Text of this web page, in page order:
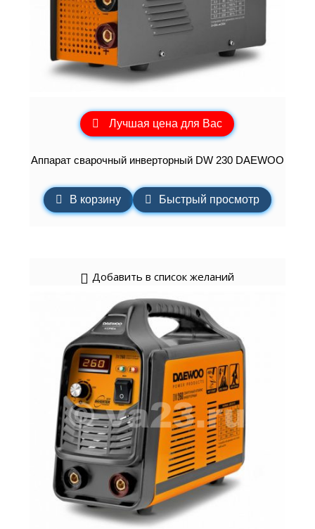
Лучшая цена для Вас
Аппарат сварочный инверторный DW 230 DAEWOO
В корзину Быстрый просмотр
Добавить в список желаний